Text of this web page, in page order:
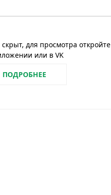
для просмотра откройте
или в VK
ПОДРОБНЕЕ